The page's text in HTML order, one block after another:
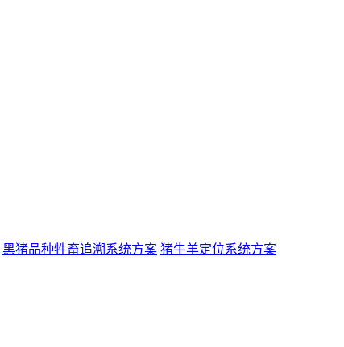
黑猪品种牲畜追溯系统方案 猪牛羊定位系统方案